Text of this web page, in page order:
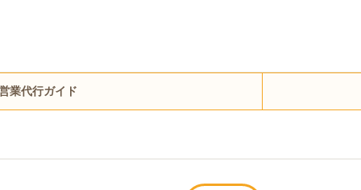
業代行ガイド